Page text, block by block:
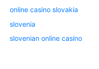
online casino slovakia
slovenia
slovenian online casino